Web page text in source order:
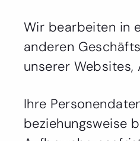
Wir bearbeiten in
anderen
unserer Websites,
Ihre
beziehungsweise